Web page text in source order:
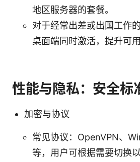
地区服务器的套餐。
对于经常出差或出国工作
桌面端同时激活，提升可用
性能与隐私：安全标
加密与协议
常见协议：OpenVPN、
等，用户可根据需要切换